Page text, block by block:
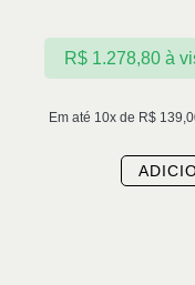
Em até 10x de R$
R$1.278,80 à